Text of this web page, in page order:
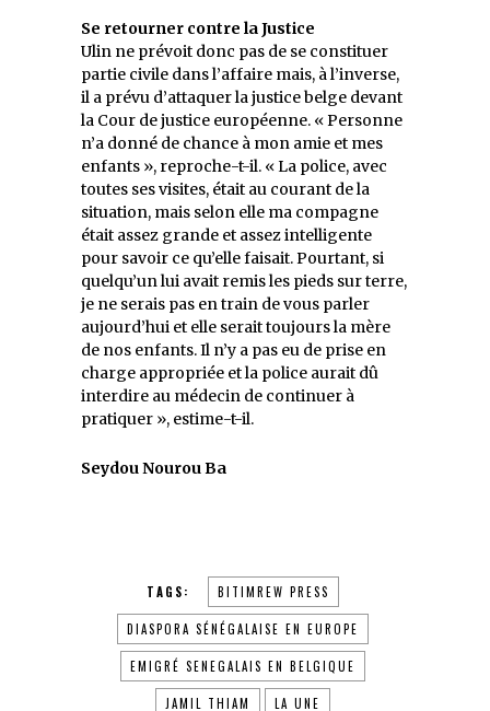
Se retourner contre la Justice
Ulin ne prévoit donc pas de se constituer
partie civile dans l’affaire mais, à l’inverse,
il a prévu d’attaquer la justice belge devant
la Cour de justice européenne. « Personne
n’a donné de chance à mon amie et mes
enfants », reproche-t-il. « La police, avec
toutes ses visites, était au courant de la
situation, mais selon elle ma compagne
était assez grande et assez intelligente
pour savoir ce qu’elle faisait. Pourtant, si
quelqu’un lui avait remis les pieds sur terre,
je ne serais pas en train de vous parler
aujourd’hui et elle serait toujours la mère
de nos enfants. Il n’y a pas eu de prise en
charge appropriée et la police aurait dû
interdire au médecin de continuer à
pratiquer », estime-t-il.
Seydou Nourou Ba
TAGS: BITIMREW PRESS
DIASPORA SÉNÉGALAISE EN EUROPE
EMIGRÉ SENEGALAIS EN BELGIQUE
JAMIL THIAM LA UNE